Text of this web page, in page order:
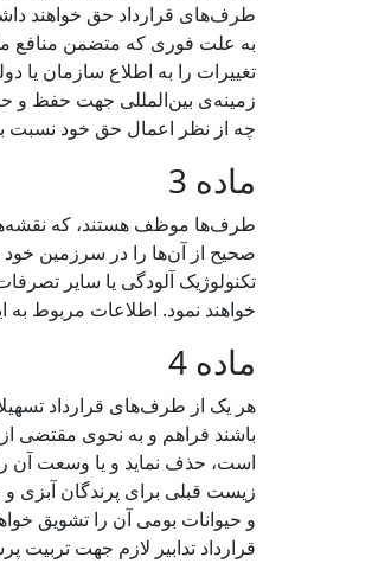
طرف‌های قرارداد حق خواهند
به علت فوری که متضمن منافع
زمینه‌ی بین‌المللی جهت حفظ و
چه از نظر اعمال حق خود نسبت
ماده 3
طرف‌ها موظف هستند، که
صحیح از آن‌ها را در سرزمین
تکنولوژیک آلودگی یا سایر
خواهند نمود. اطلاعات مربوط به این
ماده 4
هر یک از طرف‌های قرارداد
باشند فراهم و به نحوی مقتضی
است، حذف نماید و یا وسعت آن
زیست قبلی برای پرندگان آبزی و
و حیوانات بومی آن را تشویق
قرارداد تدابیر لازم جهت